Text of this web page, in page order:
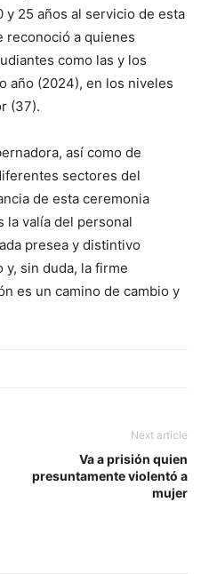
y 25 años al servicio de esta
reconoció a quienes
como las y los
año (2024), en los niveles
(37).
así como de
sectores del
de esta ceremonia
la valía del personal
presea y distintivo
sin duda, la firme
es un camino de cambio y
Next article
Va a prisión quien
presuntamente violentó a
mujer